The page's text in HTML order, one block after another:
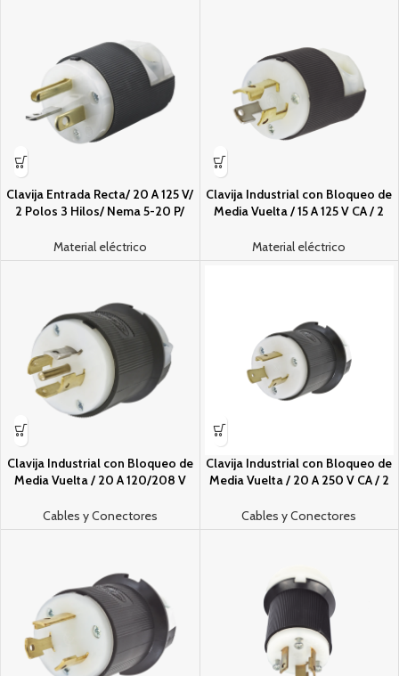
Clavija Entrada Recta/ 20 A 125 V/
2 Polos 3 Hilos/ Nema 5-20 P/
Material eléctrico
Clavija Industrial con Bloqueo de
Media Vuelta / 15 A 125 V CA / 2
Negro / Nema L5-15P.
Material eléctrico
Clavija Industrial con Bloqueo de
Media Vuelta / 20 A 120/208 V
Blanco y Negro / Nema L21-20P/
Grado Industrial.
Cables y Conectores
Clavija Industrial con Bloqueo de
Media Vuelta / 20 A 250 V CA / 2
Negro / Nema L6-20P.
Cables y Conectores